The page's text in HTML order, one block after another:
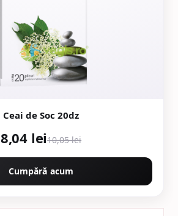
Ceai de Soc 20dz
8,04 lei10,05 lei
Cumpără acum